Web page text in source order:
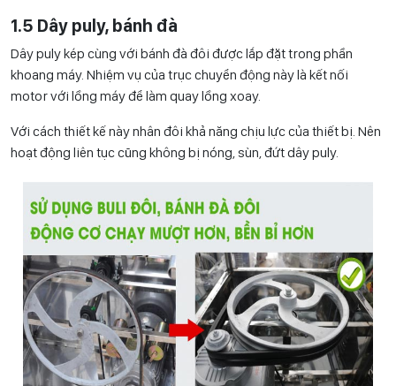
1.5 Dây puly, bánh đà
Dây puly kép cùng với bánh đà đôi được lắp đặt trong phần
khoang máy. Nhiệm vụ của trục chuyển động này là kết nối
motor với lồng máy để làm quay lồng xoay.
Với cách thiết kế này nhân đôi khả năng chịu lực của thiết bị. Nên
hoạt động liên tục cũng không bị nóng, sùn, đứt dây puly.